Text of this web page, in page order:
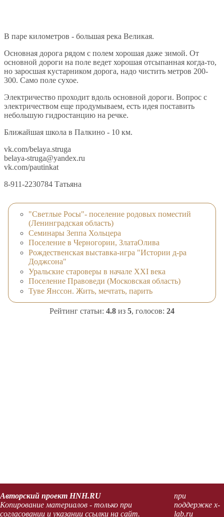
В паре километров - большая река Великая.
Основная дорога рядом с полем хорошая даже зимой. От
основной дороги на поле ведет хорошая отсыпанная когда-то,
но заросшая кустарником дорога, надо чистить метров 200-
300. Само поле сухое.
Электричество проходит вдоль основной дороги. Вопрос с
электричеством еще продумываем, есть идея поставить
небольшую гидростанцию на речке.
Ближайшая школа в Палкино - 10 км.
vk.com/belaya.struga
belaya-struga@yandex.ru
vk.com/pautinkat
8-911-2230784 Татьяна
"Светлые Росы"- поселение родовых поместий
(Ленинградская область)
Семинары Зеппа Хольцера
Поселение в Черногории, ЗлатаОлива
Рождественская выставка-игра "Истории д-ра
Доджсона"
Уральские староверы в начале XXI века
Поселение Правоведи (Московская область)
Туве Янссон. Жить, мечтать, парить
Рейтинг статьи: 4.8 из 5, голосов: 24
Авторский проект HNH.RU
Копирование материалов - только при
согласовании и указании ссылки на сайт.
при
поддержке x-
lab.ru